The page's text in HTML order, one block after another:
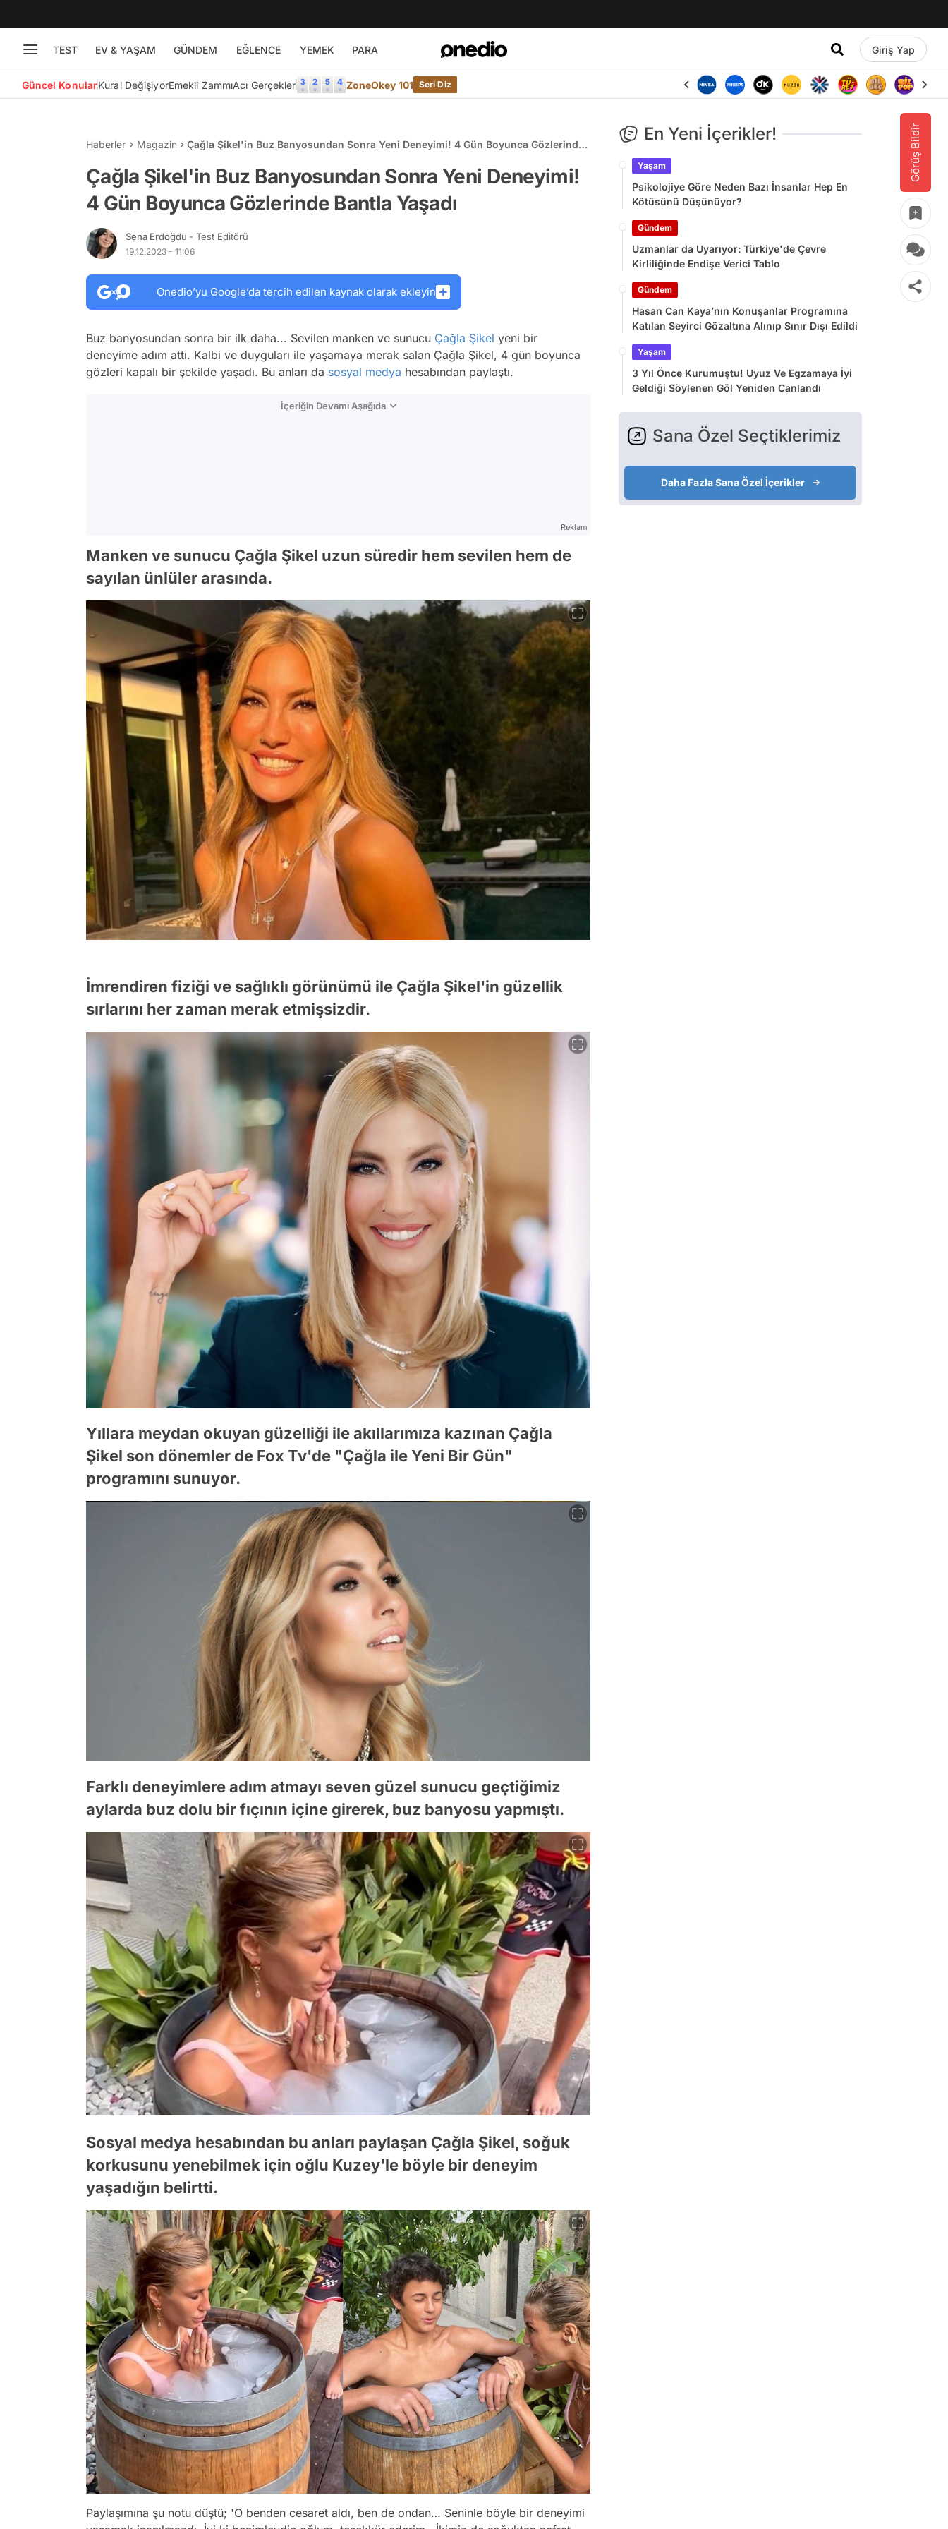
TEST EV & YAŞAM GÜNDEM EĞLENCE YEMEK PARA Giriş Yap
Güncel KonularKural DeğişiyorEmekli ZammıAcı Gerçekler ZoneOkey 101 Seri Diz
Görüş Bildir
Haberler Magazin
Çağla Şikel'in Buz Banyosundan Sonra Yeni Deneyimi! 4 Gün Boyunca Gözlerinde
Çağla Şikel'in Buz Banyosundan Sonra Yeni Deneyimi!
4 Gün Boyunca Gözlerinde Bantla Yaşadı
Sena Erdoğdu - Test Editörü
19.12.2023 - 11:06
Onedio’yu Google’da tercih edilen kaynak olarak ekleyin
Buz banyosundan sonra bir ilk daha... Sevilen manken ve sunucu Çağla Şikel yeni bir
deneyime adım attı. Kalbi ve duyguları ile yaşamaya merak salan Çağla Şikel, 4 gün boyunca
gözleri kapalı bir şekilde yaşadı. Bu anları da sosyal medya hesabından paylaştı.
İçeriğin Devamı Aşağıda
Reklam
Manken ve sunucu Çağla Şikel uzun süredir hem sevilen hem de
sayılan ünlüler arasında.
İmrendiren fiziği ve sağlıklı görünümü ile Çağla Şikel'in güzellik
sırlarını her zaman merak etmişsizdir.
Yıllara meydan okuyan güzelliği ile akıllarımıza kazınan Çağla
Şikel son dönemler de Fox Tv'de "Çağla ile Yeni Bir Gün"
programını sunuyor.
Farklı deneyimlere adım atmayı seven güzel sunucu geçtiğimiz
aylarda buz dolu bir fıçının içine girerek, buz banyosu yapmıştı.
Sosyal medya hesabından bu anları paylaşan Çağla Şikel, soğuk
korkusunu yenebilmek için oğlu Kuzey'le böyle bir deneyim
yaşadığın belirtti.
Paylaşımına şu notu düştü; 'O benden cesaret aldı, ben de ondan… Seninle böyle bir deneyimi
En Yeni İçerikler!
Yaşam
Psikolojiye Göre Neden Bazı İnsanlar Hep En
Kötüsünü Düşünüyor?
Gündem
Uzmanlar da Uyarıyor: Türkiye'de Çevre
Kirliliğinde Endişe Verici Tablo
Gündem
Hasan Can Kaya’nın Konuşanlar Programına
Katılan Seyirci Gözaltına Alınıp Sınır Dışı Edildi
Yaşam
3 Yıl Önce Kurumuştu! Uyuz Ve Egzamaya İyi
Geldiği Söylenen Göl Yeniden Canlandı
Sana Özel Seçtiklerimiz
Daha Fazla Sana Özel İçerikler